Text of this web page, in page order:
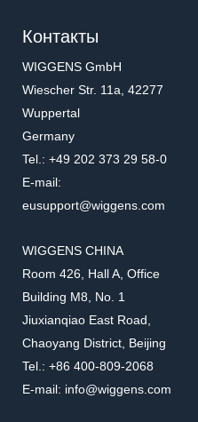
Контакты
WIGGENS GmbH
Wiescher Str. 11a, 42277
Wuppertal
Germany
Tel.: +49 202 373 29 58-0
E-mail:
eusupport@wiggens.com
WIGGENS CHINA
Room 426, Hall A, Office
Building M8, No. 1
Jiuxianqiao East Road,
Chaoyang District, Beijing
Tel.: +86 400-809-2068
E-mail: info@wiggens.com